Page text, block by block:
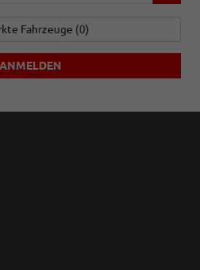
Fahrzeuge (0)
ANMELDEN